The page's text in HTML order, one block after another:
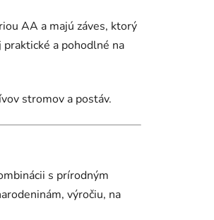
AA a majú záves, ktorý
a pohodlné na
stromov a postáv.
s prírodným
výročiu, na